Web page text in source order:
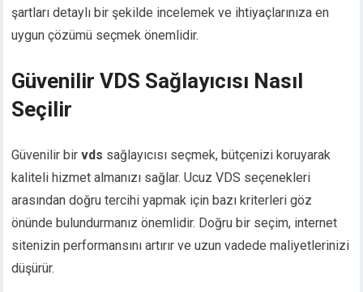
şartları detaylı bir şekilde incelemek ve ihtiyaçlarınıza en
uygun çözümü seçmek önemlidir.
Güvenilir VDS Sağlayıcısı Nasıl
Seçilir
Güvenilir birvds sağlayıcısı seçmek, bütçenizi koruyarak
kaliteli hizmet almanızı sağlar. Ucuz VDS seçenekleri
arasından doğru tercihi yapmak için bazı kriterleri göz
önünde bulundurmanız önemlidir. Doğru bir seçim, internet
sitenizin performansını artırır ve uzun vadede maliyetlerinizi
düşürür.